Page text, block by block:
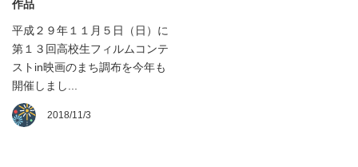
作品
平成２９年１１月５日（日）に
第１３回高校生フィルムコンテ
ストin映画のまち調布を今年も
開催しまし...
2018/11/3